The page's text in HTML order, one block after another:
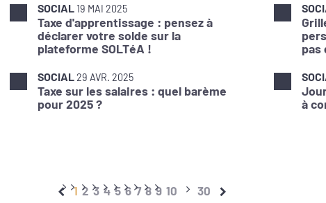
SOCIAL 19 MAI 2025
Taxe d'apprentissage : pensez à
déclarer votre solde sur la
plateforme SOLTéA !
pas
SOCIAL 29 AVR. 2025
Taxe sur les salaires : quel barème
pour 2025 ?
à
1 2 3 4 5 6 7 8 9 10 30